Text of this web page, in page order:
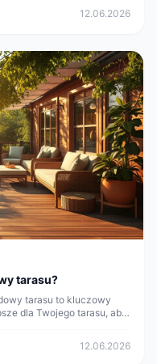
12.06.2026
tarasu?
tarasu to kluczowy
dla Twojego tarasu, aby
12.06.2026